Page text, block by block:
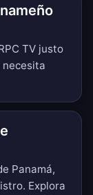
TV justo
necesita
Panamá,
Explora